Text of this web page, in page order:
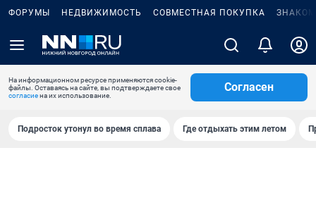
ФОРУМЫ НЕДВИЖИМОСТЬ СОВМЕСТНАЯ ПОКУПКА
На информационном ресурсе применяются cookie-
файлы. Оставаясь на сайте, вы подтверждаете свое
согласиена их использование.
Согласен
Подросток утонул во время сплава Где отдыхать этим летом